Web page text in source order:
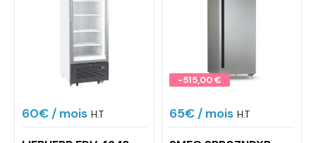
60€/ mois H.T
Promo !
-515,00 €
65€/ mois H.T